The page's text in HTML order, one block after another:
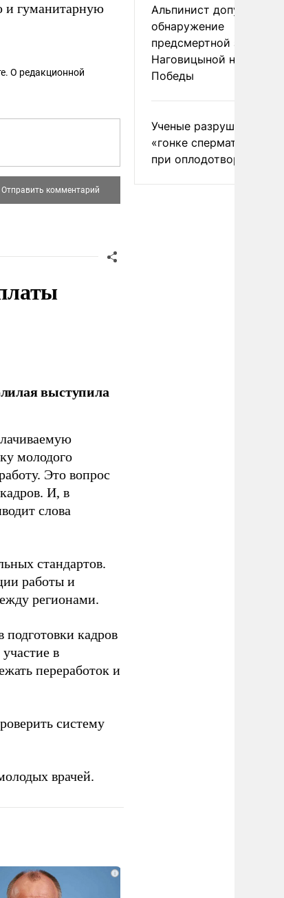
и гуманитарную
О редакционной
выступила
молодого
Это вопрос
И, в
слова
стандартов.
работы и
регионами.
подготовки кадров
в
переработок и
систему
врачей.
i
Альпинист допустил
обнаружение
предсмертной записки
Наговицыной на пике
Победы
Ученые разрушили миф
«гонке
при оплодотворении